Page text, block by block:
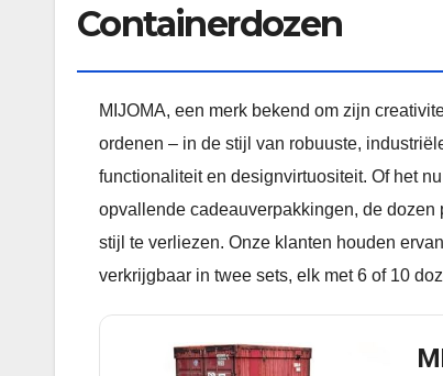
Containerdozen
MIJOMA, een merk bekend om zijn
ordenen – in de stijl van robuuste,
functionaliteit en designvirtuositeit. Of het
opvallende cadeauverpakkingen, de
stijl te verliezen. Onze klanten houden
verkrijgbaar in twee sets, elk met 6 of 10